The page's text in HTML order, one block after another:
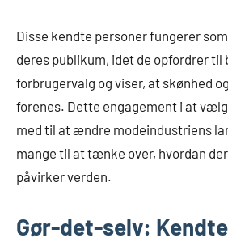
Disse kendte personer fungerer
deres publikum, idet de opfordrer til
forbrugervalg og viser, at skønhed
forenes. Dette engagement i at
med til at ændre modeindustriens
mange til at tænke over, hvordan
påvirker verden.
Gør-det-selv: